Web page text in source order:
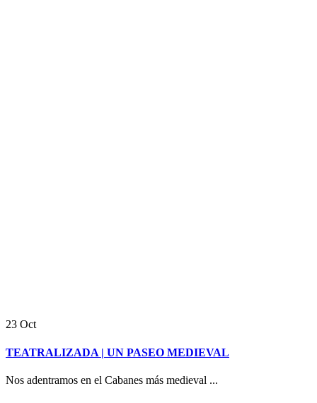
23 Oct
TEATRALIZADA | UN PASEO MEDIEVAL
Nos adentramos en el Cabanes más medieval ...